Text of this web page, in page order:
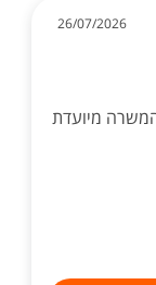
26/07/2026
מיועדת